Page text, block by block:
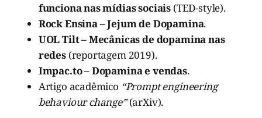
funciona nas mídias sociais (TED-style).
Rock Ensina – Jejum de Dopamina.
UOL Tilt – Mecânicas de dopamina nas
redes(reportagem 2019).
Impac.to – Dopamina e vendas.
Artigo acadêmico “Prompt engineering
behaviour change”(arXiv).